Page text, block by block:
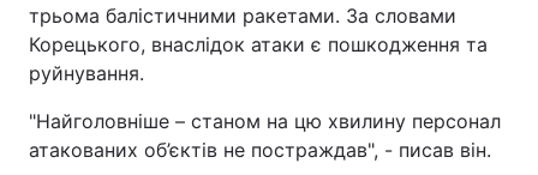
трьома балістичними ракетами. За словами
Корецького, внаслідок атаки є пошкодження та
руйнування.
"Найголовніше – станом на цю хвилину персонал
атакованих об’єктів не постраждав", - писав він.